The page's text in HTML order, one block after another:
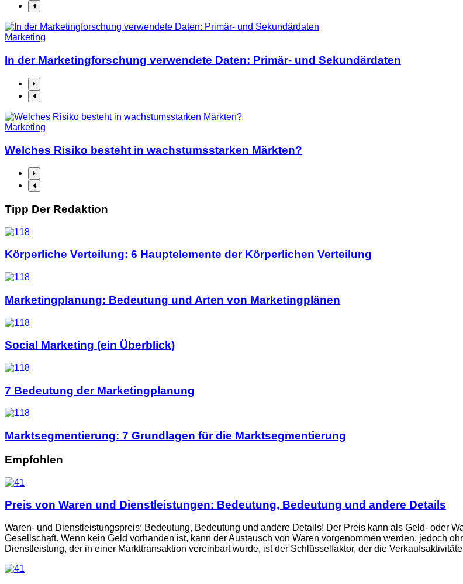
Marketing
In der Marketingforschung verwendete Daten: Primär- und Sekundärdaten
Marketing
Welches Risiko besteht in wachstumsstarken Märkten?
Tipp Der Redaktion
Körperliche Verteilung: 6 Hauptelemente der Körperlichen Verteilung
Marketingplanung: Bedeutung und Arten von Marketingplänen
Social Marketing (ein Überblick)
7 Bedeutung der Marketingplanung
Marktsegmentierung: 7 Grundlagen für die Marktsegmentierung
Empfohlen
Preis von Waren und Dienstleistungen: Bedeutung, Bedeutung und andere Details
Waren- und Dienstleistungspreis: Bedeutung, Bedeutung und andere Details! Der Preis kann als Geld- oder
Gesellschaft. Wenn kein Geld vorhanden ist, kann der Austausch von Waren vorgenommen werden, jedoch
Dienstleistung, der in einer Markttransaktion vereinbart wurde, ist der Schlüsselfaktor, der die